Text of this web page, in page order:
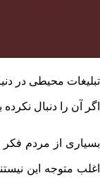
تبلیغات محیطی در
اگر آن را دنبال
بسیاری از مردم
اغلب متوجه این